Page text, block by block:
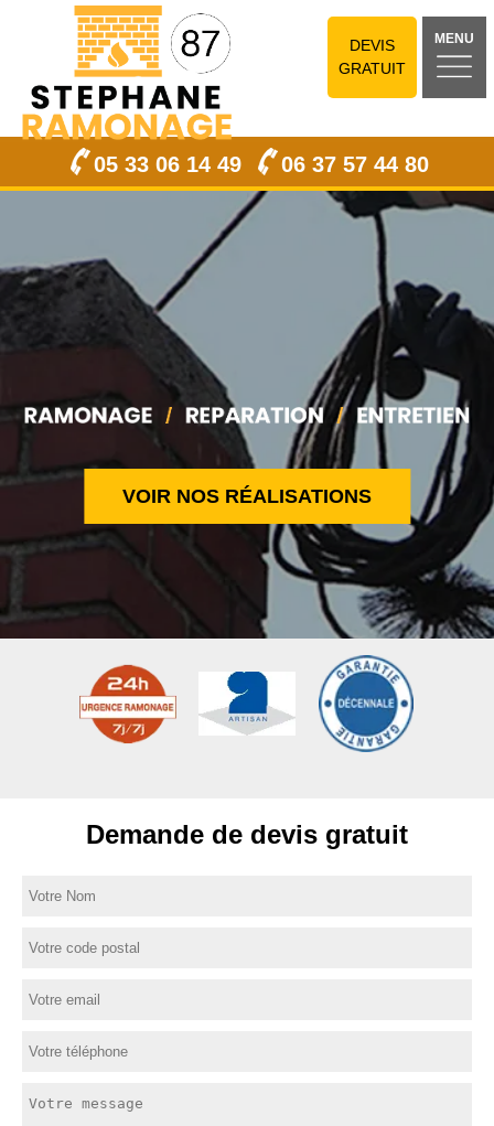
DEVIS
GRATUIT
MENU
05 33 06 14 49 06 37 57 44 80
VOIR NOS RÉALISATIONS
Demande de devis gratuit